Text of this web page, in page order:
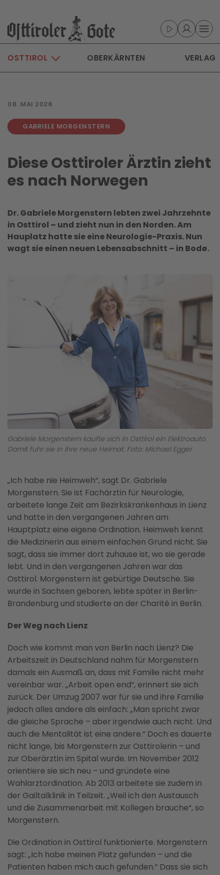
Skip to main content
OSTTIROL OBERKÄRNTEN VERLAG
08. MAI 2026
GABRIELE MORGENSTERN
Diese Osttiroler Ärztin zieht
es nach Norwegen
Dr. Gabriele Morgenstern lebten zwei Jahrzehnte
in Osttirol – und zieht nun in den Norden. Am
Hauplatz hatte sie eine Neurologie-Praxis. Nun
wagt sie einen neuen Lebensabschnitt – in Bodø.
Gabriele Morgenstern kaufte sich in Osttirol ein Elektroauto.
Damit fuhr sie in ihre neue Heimat. Foto: Michael Egger
„Ich habe nie Heimweh“, sagt Dr. Gabriele
Morgenstern. Sie ist Fachärztin für Neurologie,
arbeitete lange Zeit am Bezirkskrankenhaus in Lienz
und hatte in den vergangenen Jahren am
Hauptplatz eine eigene Ordination. Heimweh kennt
die Medizinerin aus einem einfachen Grund nicht. Sie
sagt, dass sie immer dort zuhause ist, wo sie gerade
lebt. Und in den vergangenen Jahren war das
Osttirol. Morgenstern ist gebürtige Deutsche. Sie
wurde in Sachsen geboren, lebte später in Berlin-
Brandenburg und studierte an der Charité in Berlin.
Der Weg nach Lienz
Doch wie kommt man von Berlin nach Lienz? Die
Arbeitszeit in Deutschland nahm für Morgenstern
damals ein Ausmaß an, dass mit Familie nicht mehr
vereinbar war. „Arbeit open end“, erinnert sie sich
zurück. Der Umzug 2007 war für sie und ihre Familie
jedoch alles andere als einfach: „Man spricht zwar
die gleiche Sprache – aber irgendwie auch nicht. Und
auch die Mentalität ist eine andere.“ Doch es dauerte
nicht lange, bis Morgenstern zur Osttirolerin – und
zur Oberärztin im Spital wurde. Im November 2012
orientiere sie sich neu – und gründete eine
Wahlarztordination. Ab 2013 arbeitete sie zudem in
der Gailtalklinik in Teilzeit. „Weil ich den Austausch
und die Zusammenarbeit mit Kollegen brauche“, so
Morgenstern.
Die Ordination in Osttirol funktionierte. Morgenstern
sagt: „Ich habe meinen Platz gefunden – und die
Patienten haben mich auch gefunden.“ Dass sie sich